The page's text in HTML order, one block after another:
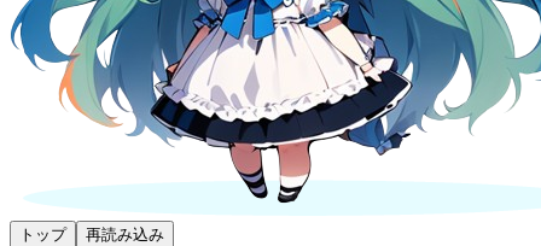
トップ 再読み込み